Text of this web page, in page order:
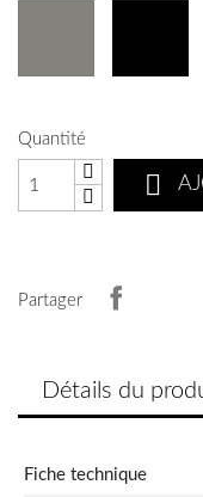
Quantité

Partager
Détails du
Fiche technique